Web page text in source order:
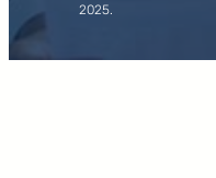
2025.